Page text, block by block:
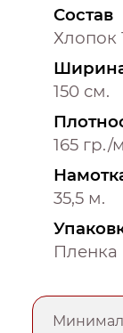
Состав
Хлопок
150 см.
165 гр./
35,5 м.